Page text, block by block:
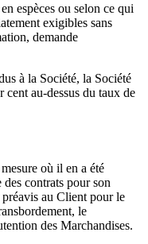
espèces ou selon ce qui
exigibles sans
demande
à la Société, la Société
cent au-dessus du taux de
où il en a été
contrats pour son
au Client pour le
le
des Marchandises.